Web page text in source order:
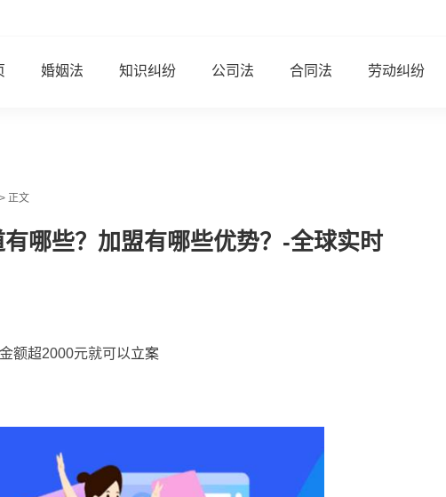
婚姻法 知识纠纷 公司法 合同法 劳动纠纷
正文
哪些？加盟有哪些优势？-全球实时
额超2000元就可以立案